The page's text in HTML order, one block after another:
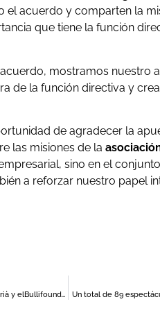
el acuerdo y comparten la
que tiene la función
mostramos nuestro
de la función directiva y
de agradecer la
las misiones de la
sino en el
a reforzar nuestro papel
CaixaBank presenta un curso de la mano de Ferran Adrià y elBullifoundation Un total de 89